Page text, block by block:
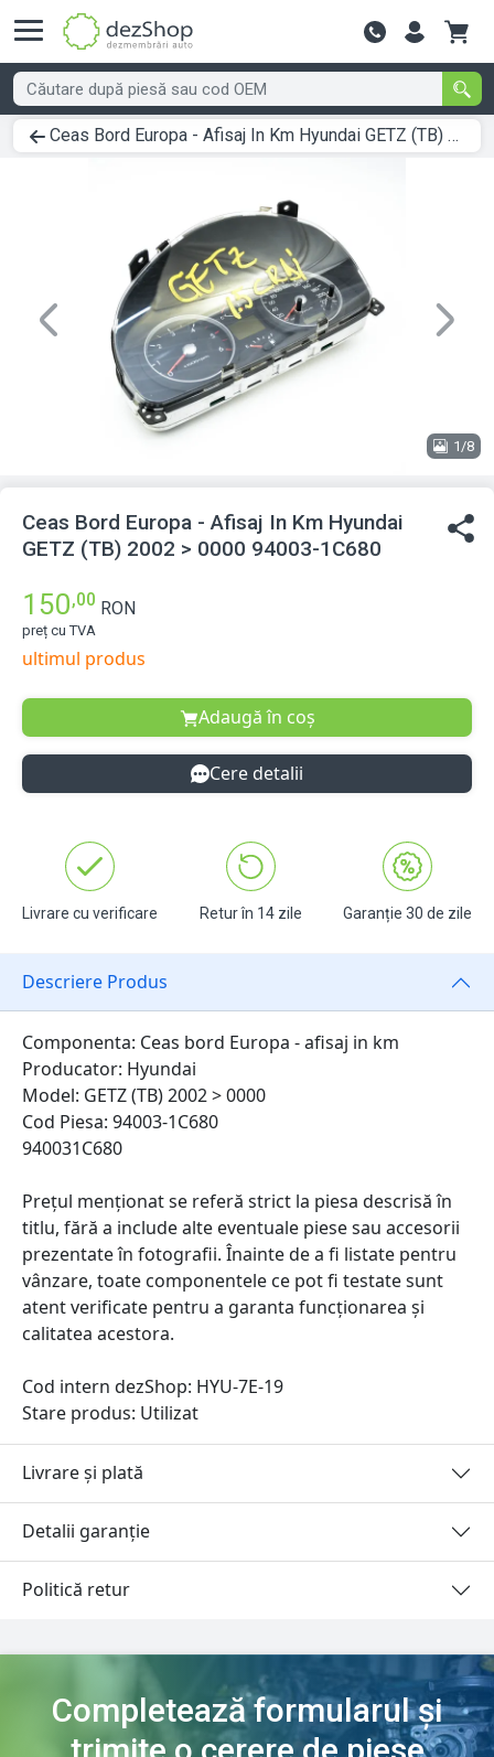
Contactează-
Ceas Bord Europa - Afisaj In Km Hyundai GETZ (TB) 2002 > 0000 94003-1C680
Previous Next
1/8
Ceas Bord Europa - Afisaj In Km Hyundai
GETZ (TB) 2002 > 0000 94003-1C680
150,00 RON
preț cu TVA
ultimul produs
Adaugă în coș
Cere detalii
Livrare cu verificare Retur în 14 zile Garanție 30 de zile
Descriere Produs
Componenta: Ceas bord Europa - afisaj in km
Producator: Hyundai
Model: GETZ (TB) 2002 > 0000
Cod Piesa: 94003-1C680
940031C680
Prețul menționat se referă strict la piesa descrisă în
titlu, fără a include alte eventuale piese sau accesorii
prezentate în fotografii. Înainte de a fi listate pentru
vânzare, toate componentele ce pot fi testate sunt
atent verificate pentru a garanta funcționarea și
calitatea acestora.
Cod intern dezShop: HYU-7E-19
Stare produs: Utilizat
Livrare și plată
Detalii garanție
Politică retur
Completează formularul și